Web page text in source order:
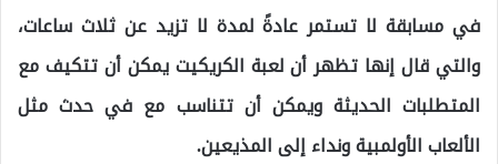
في مسابقة لا تستمر عادةً لمدة لا تزيد عن ثلاث ساعات،
والتي قال إنها تظهر أن لعبة الكريكيت يمكن أن تتكيف مع
المتطلبات الحديثة ويمكن أن تتناسب مع في حدث مثل
الألعاب الأولمبية ونداء إلى المذيعين.